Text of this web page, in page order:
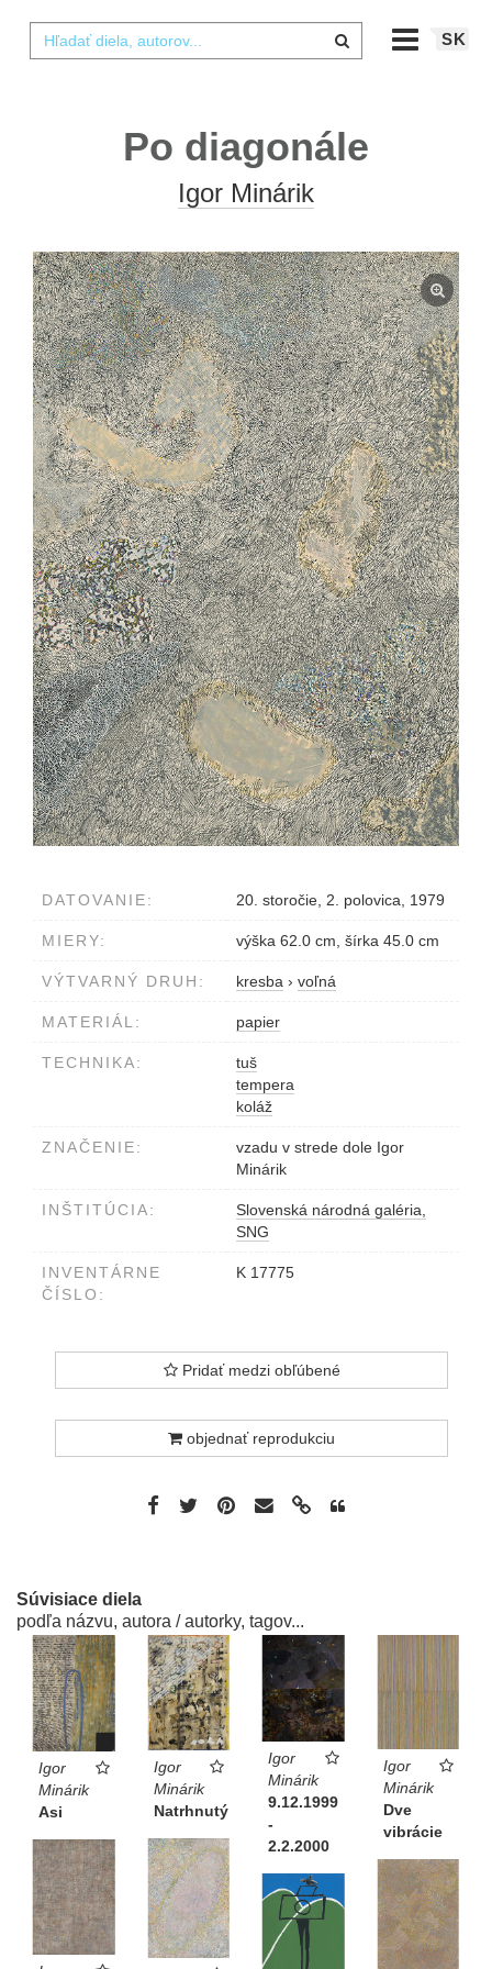
SK
Po diagonále
Igor Minárik
DATOVANIE: 20. storočie, 2. polovica, 1979
MIERY: výška 62.0 cm, šírka 45.0 cm
VÝTVARNÝ DRUH: kresba › voľná
MATERIÁL: papier
TECHNIKA:
tuš
tempera
koláž
ZNAČENIE:
vzadu v strede dole Igor
Minárik
INŠTITÚCIA:
Slovenská národná galéria,
SNG
INVENTÁRNE
ČÍSLO:
K 17775
Pridať medzi obľúbené
objednať reprodukciu
Súvisiace diela
podľa názvu, autora / autorky, tagov...
Igor
Minárik
Asi
Igor
Minárik
Natrhnutý
Igor
Minárik
9.12.1999
-
2.2.2000
Igor
Minárik
Dve
vibrácie